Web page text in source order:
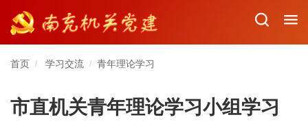
首页 / 学习交流 / 青年理论学习
市直机关青年理论学习小组学习